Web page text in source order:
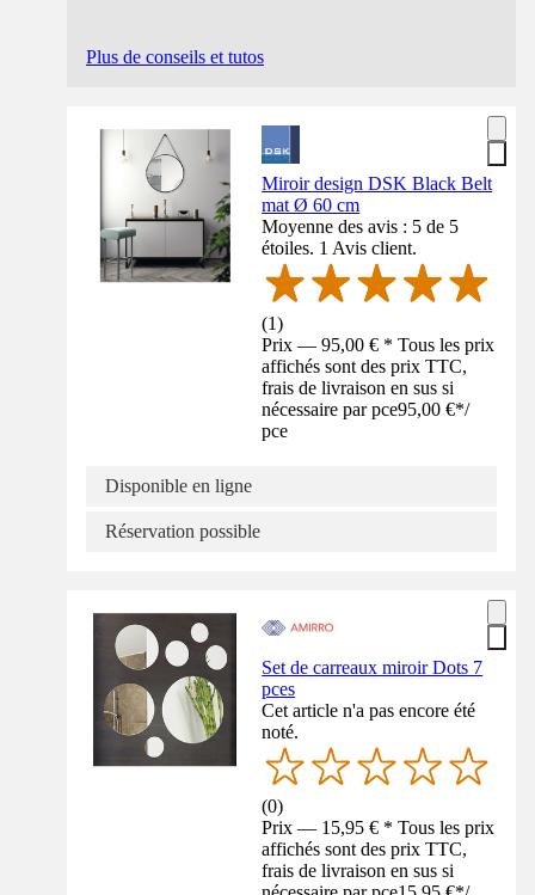
Plus de conseils et tutos
Miroir design DSK Black Belt
mat Ø 60 cm
Moyenne des avis : 5 de 5
étoiles. 1 Avis client.
(1)
Prix — 95,00 € * Tous les prix
affichés sont des prix TTC,
frais de livraison en sus si
nécessaire par pce95,00 €*/
pce
Disponible en ligne
Réservation possible
Set de carreaux miroir Dots 7
pces
Cet article n'a pas encore été
noté.
(0)
Prix — 15,95 € * Tous les prix
affichés sont des prix TTC,
frais de livraison en sus si